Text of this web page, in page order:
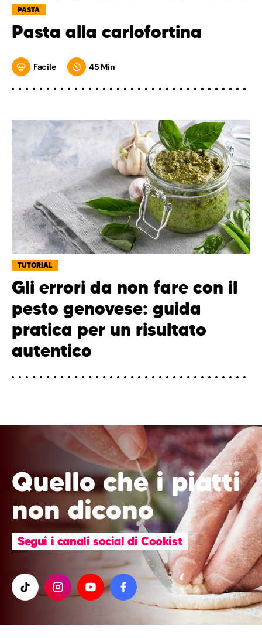
PASTA
Pasta alla carlofortina
Facile 45 Min
TUTORIAL
Gli errori da non fare con il
pesto genovese: guida
pratica per un risultato
autentico
Quello che i piatti
non dicono
Segui i canali social di Cookist